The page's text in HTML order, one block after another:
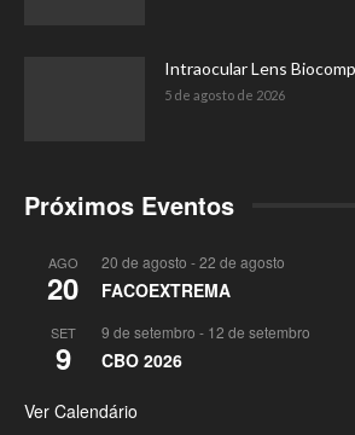
Intraocular Lens
5 de agosto de 2026
Próximos Eventos
AGO
20
20 de agosto -22 de agosto
FACOEXTREMA
SET
9
9 de setembro - 12 de setembro
CBO 2026
Ver Calendário